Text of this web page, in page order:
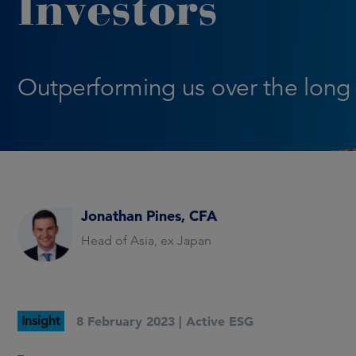
Outperforming us over the
Jonathan Pines, CFA
Head of Asia, ex Japan
Insight 8 February 2023 | Active ESG